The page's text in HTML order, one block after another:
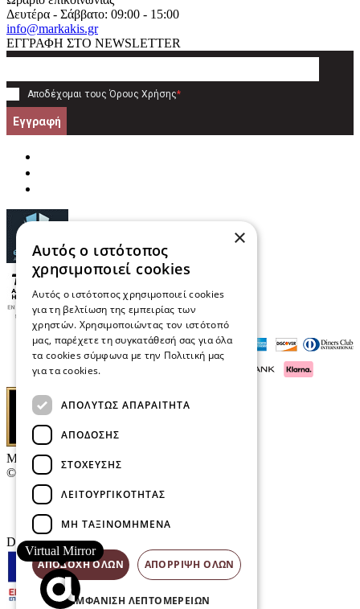
Δευτέρα - Σάββατο: 09:00 - 15:00
info@markakis.gr
ΕΓΓΡΑΦΗ ΣΤΟ NEWSLETTER
Αποδέχομαι τους Όρους Χρήσης*
Εγγραφή
Μαρκάκης Οπτικά
© 2026
Επικοινωνία
E-Volution Awards
Designed & developed by
Virtual Mirror
×
Αυτός ο ιστότοπος
χρησιμοποιεί cookies
Αυτός ο ιστότοπος χρησιμοποιεί cookies
για τη βελτίωση της εμπειρίας των
χρηστών. Χρησιμοποιώντας τον ιστότοπό
μας, παρέχετε τη συγκατάθεσή σας για όλα
τα cookies σύμφωνα με την Πολιτική μας
για τα cookies.
ΑΠΟΛΎΤΩΣ ΑΠΑΡΑΊΤΗΤΑ
ΑΠΌΔΟΣΗΣ
ΣΤΌΧΕΥΣΗΣ
ΛΕΙΤΟΥΡΓΙΚΌΤΗΤΑΣ
ΜΗ ΤΑΞΙΝΟΜΗΜΈΝΑ
ΑΠΟΔΟΧΉ ΌΛΩΝ ΑΠΌΡΡΙΨΗ ΌΛΩΝ
ΕΜΦΆΝΙΣΗ ΛΕΠΤΟΜΕΡΕΙΏΝ